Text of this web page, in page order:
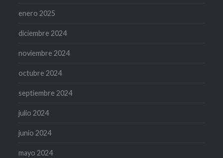
enero 2025
diciembre 2024
noviembre 2024
octubre 2024
septiembre 2024
julio 2024
junio 2024
mayo 2024